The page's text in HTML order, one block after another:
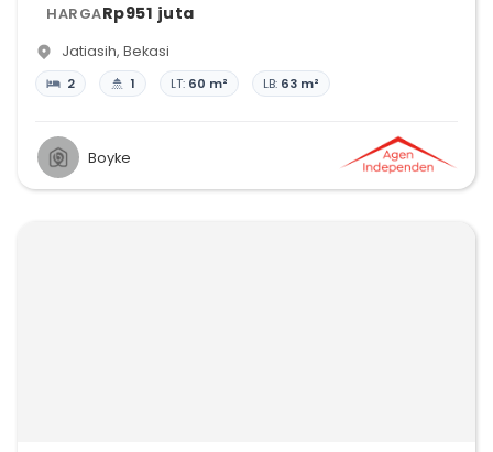
HARGARp951 juta
Jatiasih, Bekasi
2 1 LT: 60 m² LB: 63 m²
Boyke